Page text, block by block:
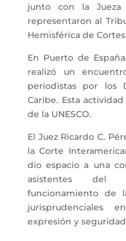
junto con la Jueza
representaron al
Hemisférica de
En Puerto de
realizó un
periodistas por los
Caribe. Esta
de la UNESCO.
El Juez Ricardo C.
la Corte
dio espacio a una
asistentes del
funcionamiento de
expresión y